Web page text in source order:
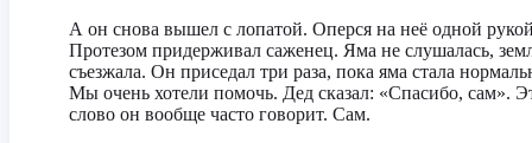
А он снова вышел с лопатой. Оперся на неё одной
Протезом придерживал саженец. Яма не слушалась,
съезжала. Он приседал три раза, пока яма стала
Мы очень хотели помочь. Дед сказал: «Спасибо, сам».
слово он вообще часто говорит. Сам.